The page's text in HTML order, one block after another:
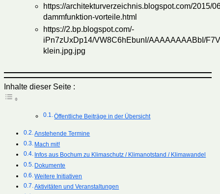
https://architekturverzeichnis.blogspot.com/2015/
dammfunktion-vorteile.html
https://2.bp.blogspot.com/-
iPn7zUxDp14/VW8C6hEbunI/AAAAAAAABbI/
klein.jpg.jpg
Inhalte dieser Seite :
Öffentliche Beiträge in der Übersicht
Anstehende Termine
Mach mit!
Infos aus Bochum zu Klimaschutz / Klimanotstand / Klimawandel
Dokumente
Weitere Initiativen
Aktivitäten und Veranstaltungen